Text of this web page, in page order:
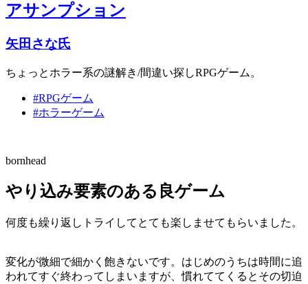
アサンプション
矢田さな氏
ちょっとホラー系の謎解き/間違い探しRPGゲーム。
#RPGゲーム
#ホラーゲーム
bornhead
やり込み要素のある良ゲーム
何度も繰り返しトライしてとても楽しませてもらいました。
変化が微細で細かく飽きないです。はじめのうちは時間に追
われてすぐ終わってしまいますが、慣れててくるとその切迫